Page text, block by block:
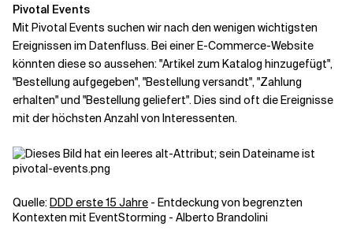
Pivotal Events
Mit Pivotal Events suchen wir nach den wenigen wichtigsten
Ereignissen im Datenfluss. Bei einer E-Commerce-Website
könnten diese so aussehen: "Artikel zum Katalog hinzugefügt",
"Bestellung aufgegeben", "Bestellung versandt", "Zahlung
erhalten" und "Bestellung geliefert". Dies sind oft die Ereignisse
mit der höchsten Anzahl von Interessenten.
Quelle:DDD erste 15 Jahre - Entdeckung von begrenzten
Kontexten mit EventStorming - Alberto Brandolini